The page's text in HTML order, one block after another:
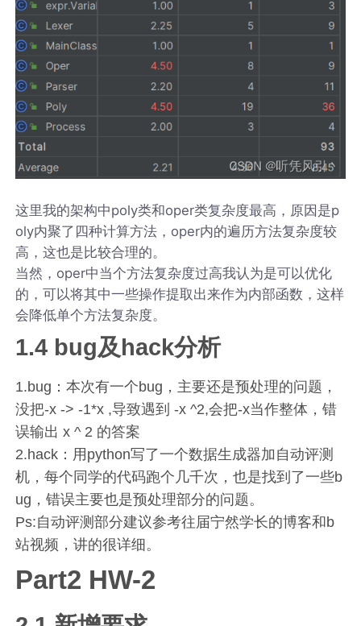
这里我的架构中poly类和oper类复杂度最高，原因是p
oly内聚了四种计算方法，oper内的遍历方法复杂度较
高，这也是比较合理的。
当然，oper中当个方法复杂度过高我认为是可以优化
的，可以将其中一些操作提取出来作为内部函数，这样
会降低单个方法复杂度。
1.4 bug及hack分析
1.bug：本次有一个bug，主要还是预处理的问题，
没把-x -> -1*x ,导致遇到 -x ^2,会把-x当作整体，错
误输出 x ^ 2 的答案
2.hack：用python写了一个数据生成器加自动评测
机，每个同学的代码跑个几千次，也是找到了一些b
ug，错误主要也是预处理部分的问题。
Ps:自动评测部分建议参考往届宁然学长的博客和b
站视频，讲的很详细。
Part2 HW-2